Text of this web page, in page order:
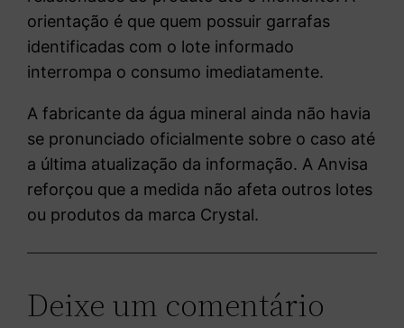
orientação é que quem possuir garrafas
identificadas com o lote informado
interrompa o consumo imediatamente.
A fabricante da água mineral ainda não havia
se pronunciado oficialmente sobre o caso até
a última atualização da informação. A Anvisa
reforçou que a medida não afeta outros lotes
ou produtos da marca Crystal.
Deixe um comentário